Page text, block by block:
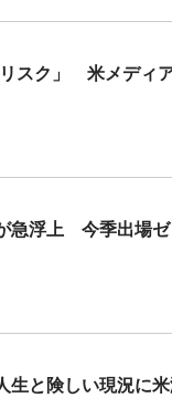
スク」 米メディ
急浮上 今季出場ゼ
と険しい現況に